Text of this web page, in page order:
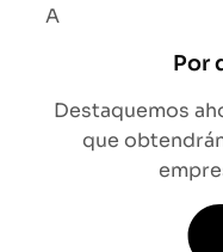
A
Por
Destaquemos
que